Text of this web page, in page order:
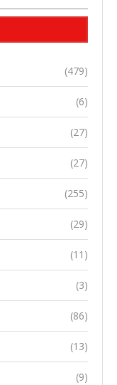
(479)
(6)
(27)
(27)
(255)
(29)
(11)
(3)
(86)
(13)
(9)